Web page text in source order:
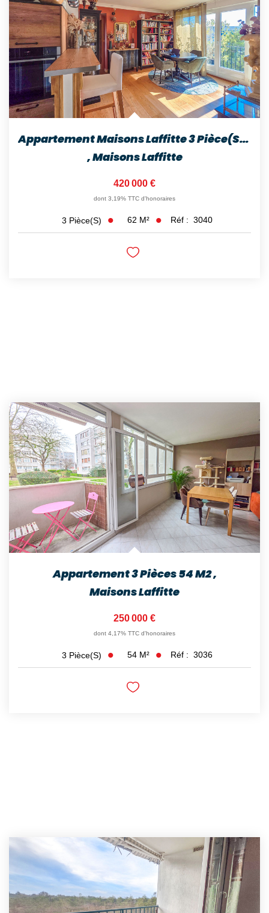
Appartement Maisons Laffitte 3 Pièce(s) 62 M2
,Maisons Laffitte
420 000 €
dont 3,19% TTC d'honoraires
3 Pièce(s) 62 M² Réf : 3040
Appartement 3 Pièces 54 M2,
Maisons Laffitte
250 000 €
dont 4,17% TTC d'honoraires
3 Pièce(s) 54 M² Réf : 3036